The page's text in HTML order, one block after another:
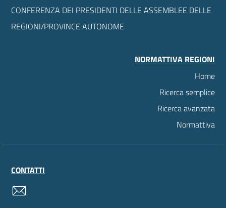
CONFERENZA DEI PRESIDENTI DELLE ASSEMBLEE DELLE
REGIONI/PROVINCE AUTONOME
NORMATTIVA REGIONI
Home
Ricerca semplice
Ricerca avanzata
Normattiva
CONTATTI